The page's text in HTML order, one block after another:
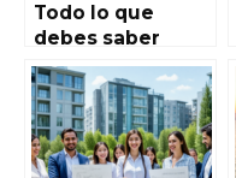
Todo lo que
debes saber
sobre el mercado
de alquiler en
viviendas de
temporada en
España